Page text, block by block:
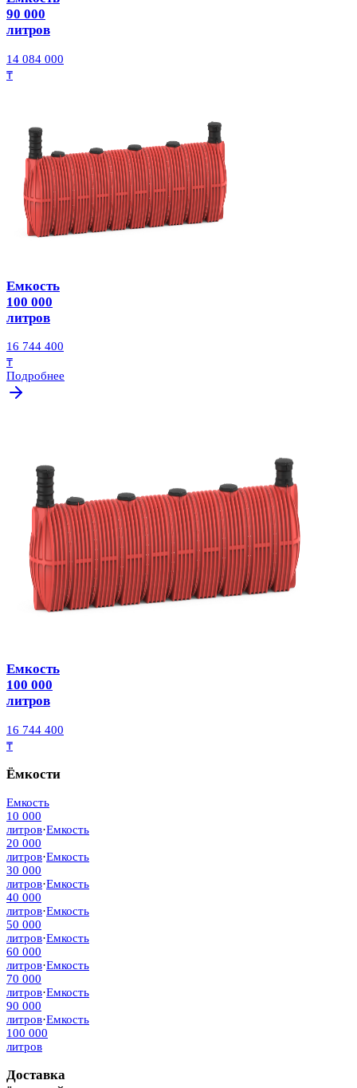
90 000
литров
14 084 000
₸
Емкость
100 000
литров
16 744 400
₸
Подробнее
Емкость
100 000
литров
16 744 400
₸
Ёмкости
Емкость
10 000
литров·Емкость
20 000
литров·Емкость
30 000
литров·Емкость
40 000
литров·Емкость
50 000
литров·Емкость
60 000
литров·Емкость
70 000
литров·Емкость
90 000
литров·Емкость
100 000
литров
Доставка